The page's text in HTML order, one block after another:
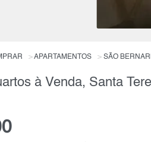
APARTAMENTOS SÃO